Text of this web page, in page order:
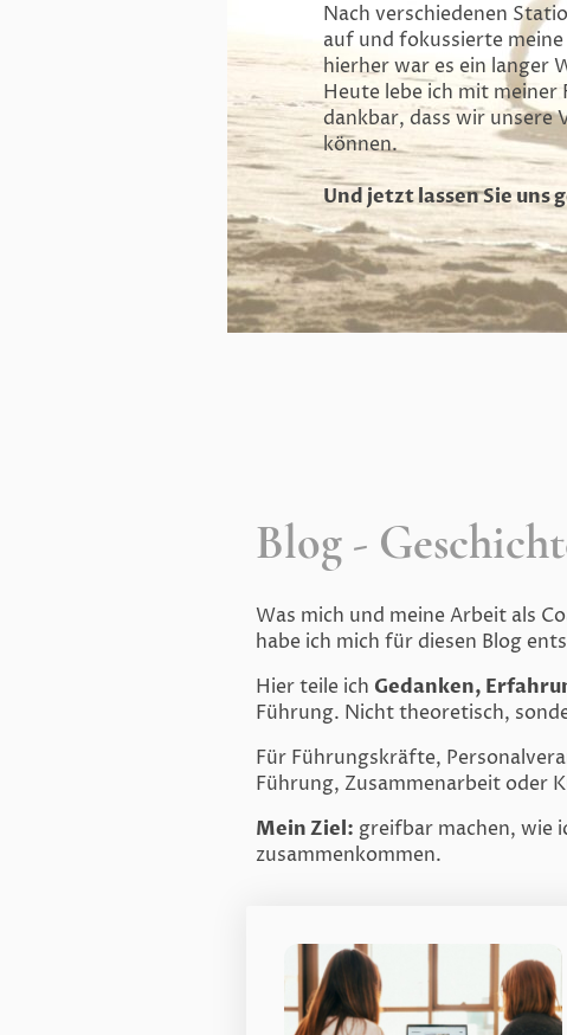
Nach verschiedenen
auf und fokussierte
hierher war es ein langer
Heute lebe ich mit
dankbar, dass wir unsere
können.
Und jetzt lassen Sie uns
Blog -
Was mich und meine Arbeit als
habe ich mich für diesen Blog
Hier teile ich Gedanken,
Führung. Nicht theoretisch,
Für Führungskräfte,
Führung, Zusammenarbeit oder
Mein Ziel: greifbar machen, wie
zusammenkommen.